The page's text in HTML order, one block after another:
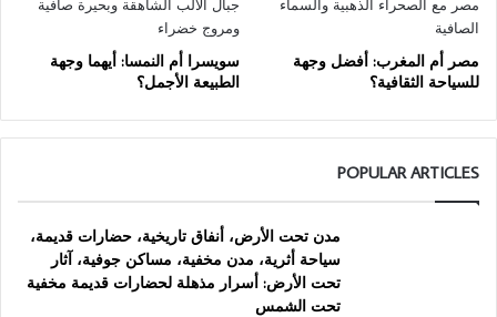
مصر أم المغرب: أفضل وجهة
للسياحة الثقافية؟
سويسرا أم النمسا: أيهما وجهة
الطبيعة الأجمل؟
POPULAR ARTICLES
مدن تحت الأرض، أنفاق تاريخية، حضارات قديمة،
سياحة أثرية، مدن مخفية، مساكن جوفية، آثار
تحت الأرض: أسرار مذهلة لحضارات قديمة مخفية
تحت الشمس